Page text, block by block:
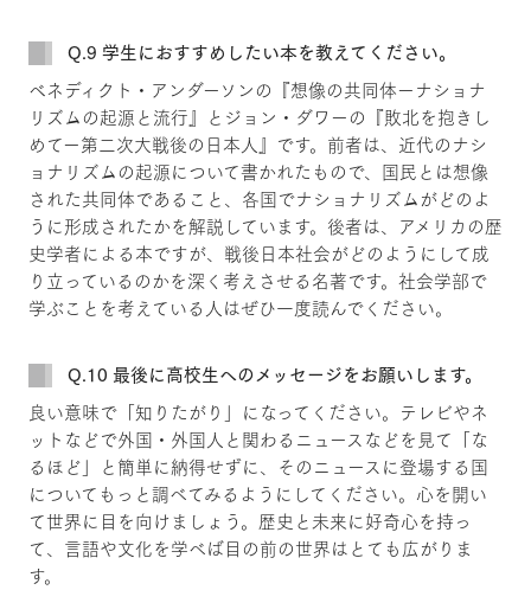
Q.9 学生におすすめしたい本を教えてください。
ベネディクト・アンダーソンの『想像の共同体ーナショナ
リズムの起源と流行』とジョン・ダワーの『敗北を抱きし
めてー第二次大戦後の日本人』です。前者は、近代のナシ
ョナリズムの起源について書かれたもので、国民とは想像
された共同体であること、各国でナショナリズムがどのよ
うに形成されたかを解説しています。後者は、アメリカの歴
史学者による本ですが、戦後日本社会がどのようにして成
り立っているのかを深く考えさせる名著です。社会学部で
学ぶことを考えている人はぜひ一度読んでください。
Q.10 最後に高校生へのメッセージをお願いします。
良い意味で「知りたがり」になってください。テレビやネ
ットなどで外国・外国人と関わるニュースなどを見て「な
るほど」と簡単に納得せずに、そのニュースに登場する国
についてもっと調べてみるようにしてください。心を開い
て世界に目を向けましょう。歴史と未来に好奇心を持っ
て、言語や文化を学べば目の前の世界はとても広がりま
す。